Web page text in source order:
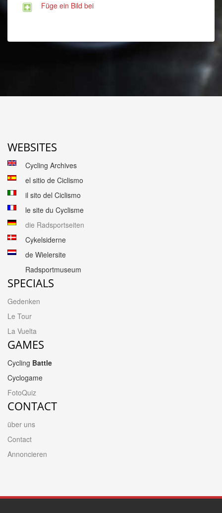
Füge ein Bild bei
WEBSITES
Cycling Archives
el sitio de Ciclismo
il sito del Ciclismo
le site du Cyclisme
die Radsportseiten
Cykelsiderne
de Wielersite
Radsportmuseum
SPECIALS
Gedenken
Le Tour
La Vuelta
GAMES
Cycling Battle
Cyclogame
FotoQuiz
CONTACT
über uns
Contact
Annoncieren